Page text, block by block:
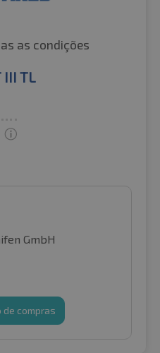
as condições
III TL
GmbH
de compras